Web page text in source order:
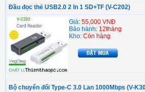
Đầu đọc thẻ USB2.0 2 In 1 SD+TF (V-C202)
Giá: 55,000 VNĐ
Bảo hành: 12tháng
Kho: Còn hàng
Bộ chuyển đổi Type-C 3.0 Lan 1000Mbps (V-